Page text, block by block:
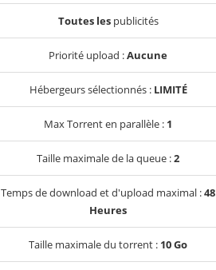
Toutes lespublicités
Priorité upload :Aucune
Hébergeurs sélectionnés : LIMITÉ
Max Torrent en parallèle : 1
Taille maximale de la queue :2
Temps de download et d'upload maximal :48
Heures
Taille maximale du torrent : 10 Go